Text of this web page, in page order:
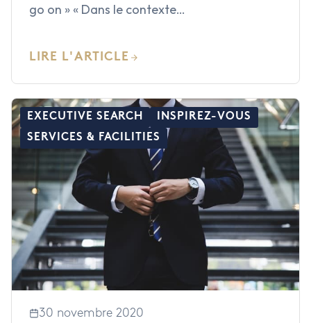
go on » « Dans le contexte…
LIRE L'ARTICLE
EXECUTIVE SEARCH
INSPIREZ-VOUS
SERVICES & FACILITIES
30 novembre 2020